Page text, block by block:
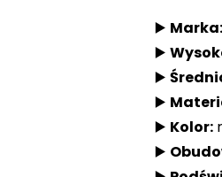
▶️ Marka:
▶️
▶️
▶️
▶️ Kolor:
▶️